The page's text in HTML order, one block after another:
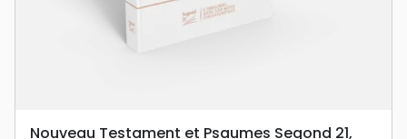
Nouveau Testament et Psaumes Segond 21,